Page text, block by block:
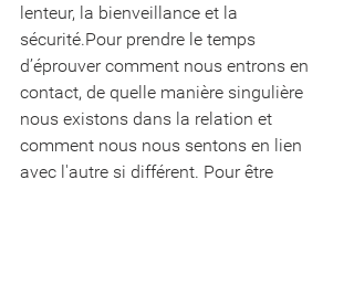
lenteur, la bienveillance et la
sécurité.Pour prendre le temps
d’éprouver comment nous entrons en
contact, de quelle manière singulière
nous existons dans la relation et
comment nous nous sentons en lien
avec l'autre si différent. Pour être